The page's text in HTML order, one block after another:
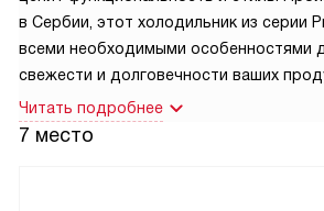
в Сербии, этот холодильник из серии
всеми необходимыми особенностями
свежести и долговечности ваших
Читать подробнее
7 место